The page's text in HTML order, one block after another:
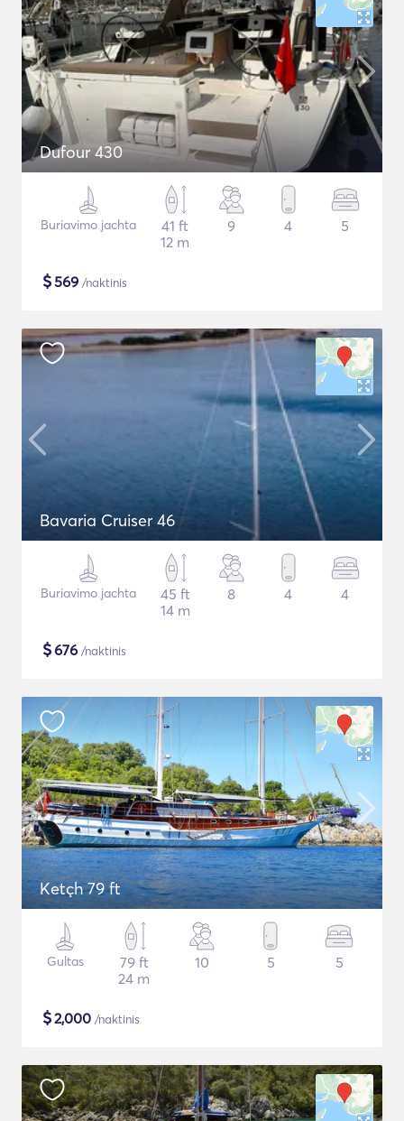
Dufour 430
Buriavimo jachta
41 ft
12 m
9 4 5
$569 /naktinis
Bavaria Cruiser 46
Buriavimo jachta
45 ft
14 m
8 4 4
$676 /naktinis
Ketçh 79 ft
Gultas
79 ft
24 m
10 5 5
$2,000 /naktinis